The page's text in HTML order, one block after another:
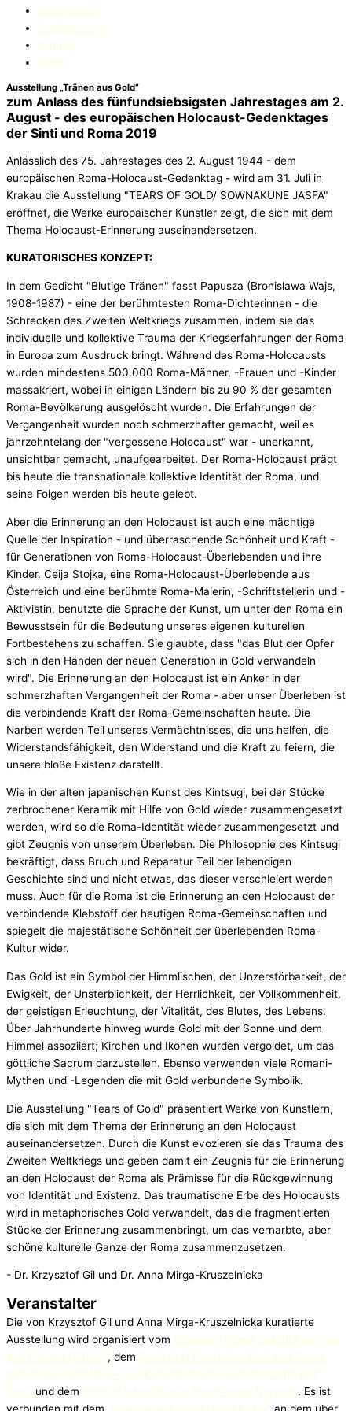
Geschichte
Anerkennung
Bildung
Kultur
Ausstellung „Tränen aus Gold“
zum Anlass des fünfundsiebsigsten Jahrestages am 2.
August - des europäischen Holocaust-Gedenktages
der Sinti und Roma 2019
Anlässlich des 75. Jahrestages des 2. August 1944 - dem
europäischen Roma-Holocaust-Gedenktag - wird am 31. Juli in
Krakau die Ausstellung "TEARS OF GOLD/ SOWNAKUNE JASFA"
eröffnet, die Werke europäischer Künstler zeigt, die sich mit dem
Thema Holocaust-Erinnerung auseinandersetzen.
KURATORISCHES KONZEPT:
In dem Gedicht "Blutige Tränen" fasst Papusza (Bronislawa Wajs,
1908-1987) - eine der berühmtesten Roma-Dichterinnen - die
Schrecken des Zweiten Weltkriegs zusammen, indem sie das
individuelle und kollektive Trauma der Kriegserfahrungen der Roma
in Europa zum Ausdruck bringt. Während des Roma-Holocausts
wurden mindestens 500.000 Roma-Männer, -Frauen und -Kinder
massakriert, wobei in einigen Ländern bis zu 90 % der gesamten
Roma-Bevölkerung ausgelöscht wurden. Die Erfahrungen der
Vergangenheit wurden noch schmerzhafter gemacht, weil es
jahrzehntelang der "vergessene Holocaust" war - unerkannt,
unsichtbar gemacht, unaufgearbeitet. Der Roma-Holocaust prägt
bis heute die transnationale kollektive Identität der Roma, und
seine Folgen werden bis heute gelebt.
Aber die Erinnerung an den Holocaust ist auch eine mächtige
Quelle der Inspiration - und überraschende Schönheit und Kraft -
für Generationen von Roma-Holocaust-Überlebenden und ihre
Kinder. Ceija Stojka, eine Roma-Holocaust-Überlebende aus
Österreich und eine berühmte Roma-Malerin, -Schriftstellerin und -
Aktivistin, benutzte die Sprache der Kunst, um unter den Roma ein
Bewusstsein für die Bedeutung unseres eigenen kulturellen
Fortbestehens zu schaffen. Sie glaubte, dass "das Blut der Opfer
sich in den Händen der neuen Generation in Gold verwandeln
wird". Die Erinnerung an den Holocaust ist ein Anker in der
schmerzhaften Vergangenheit der Roma - aber unser Überleben ist
die verbindende Kraft der Roma-Gemeinschaften heute. Die
Narben werden Teil unseres Vermächtnisses, die uns helfen, die
Widerstandsfähigkeit, den Widerstand und die Kraft zu feiern, die
unsere bloße Existenz darstellt.
Wie in der alten japanischen Kunst des Kintsugi, bei der Stücke
zerbrochener Keramik mit Hilfe von Gold wieder zusammengesetzt
werden, wird so die Roma-Identität wieder zusammengesetzt und
gibt Zeugnis von unserem Überleben. Die Philosophie des Kintsugi
bekräftigt, dass Bruch und Reparatur Teil der lebendigen
Geschichte sind und nicht etwas, das dieser verschleiert werden
muss. Auch für die Roma ist die Erinnerung an den Holocaust der
verbindende Klebstoff der heutigen Roma-Gemeinschaften und
spiegelt die majestätische Schönheit der überlebenden Roma-
Kultur wider.
Das Gold ist ein Symbol der Himmlischen, der Unzerstörbarkeit, der
Ewigkeit, der Unsterblichkeit, der Herrlichkeit, der Vollkommenheit,
der geistigen Erleuchtung, der Vitalität, des Blutes, des Lebens.
Über Jahrhunderte hinweg wurde Gold mit der Sonne und dem
Himmel assoziiert; Kirchen und Ikonen wurden vergoldet, um das
göttliche Sacrum darzustellen. Ebenso verwenden viele Romani-
Mythen und -Legenden die mit Gold verbundene Symbolik.
Die Ausstellung "Tears of Gold" präsentiert Werke von Künstlern,
die sich mit dem Thema der Erinnerung an den Holocaust
auseinandersetzen. Durch die Kunst evozieren sie das Trauma des
Zweiten Weltkriegs und geben damit ein Zeugnis für die Erinnerung
an den Holocaust der Roma als Prämisse für die Rückgewinnung
von Identität und Existenz. Das traumatische Erbe des Holocausts
wird in metaphorisches Gold verwandelt, das die fragmentierten
Stücke der Erinnerung zusammenbringt, um das vernarbte, aber
schöne kulturelle Ganze der Roma zusammenzusetzen.
- Dr. Krzysztof Gil und Dr. Anna Mirga-Kruszelnicka
Veranstalter
Die von Krzysztof Gil und Anna Mirga-Kruszelnicka kuratierte
Ausstellung wird organisiert vom European Roma Institute for Arts
and Culture (ERIAC), dem Zentralrat Deutscher Sinti und Roma,
dem Dokumentations- und Kulturzentrum Deutscher Sinti und
Romaund dem ternYpe International Roma Youth Network. Es ist